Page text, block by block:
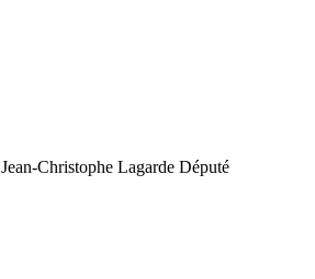
Jean-Christophe Lagarde Député